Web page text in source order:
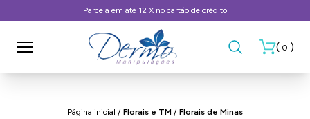
Frete Grátis, consulte as condições
( 0 )
Página inicial / Florais e TM / Florais de Minas